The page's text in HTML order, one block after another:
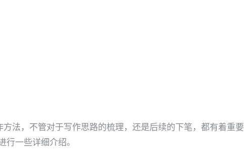
法，不管对于写作思路的梳理，还是后续的下笔，都有着重要
一些详细介绍。